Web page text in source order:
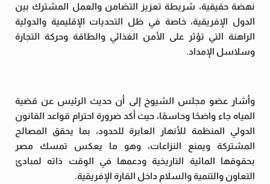
نهضة حقيقية، شريطة تعزيز التضامن والعمل المشترك بين
الدول الإفريقية، خاصة في ظل التحديات الإقليمية والدولية
الراهنة التي تؤثر على الأمن الغذائي والطاقة وحركة التجارة
وسلاسل الإمداد.
وأشار عضو مجلس الشيوخ إلى أن حديث الرئيس عن قضية
المياه جاء واضحًا وحاسمًا، حيث أكد ضرورة احترام قواعد القانون
الدولي المنظمة للأنهار العابرة للحدود، بما يحقق المصالح
المشتركة ويمنع النزاعات، وهو ما يعكس تمسك مصر
بحقوقها المائية التاريخية ودعمها في الوقت ذاته لمبادئ
التعاون والتنمية والسلام داخل القارة الإفريقية.